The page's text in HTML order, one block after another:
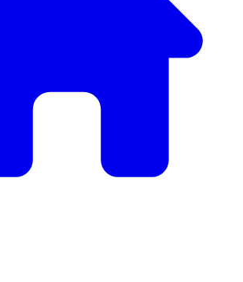
de
precisa para criar o ambiente perfeito.